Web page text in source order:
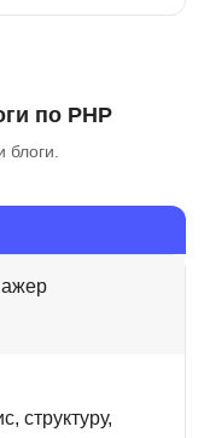
по PHP
структуру,